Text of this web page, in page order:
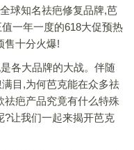
球知名祛疤修复品牌,芭
一年一度的618大促预热
售十分火爆!
各大品牌的大战。伴随
目,为何芭克能在众多祛
祛疤产品究竟有什么特殊
?让我们一起来揭开芭克